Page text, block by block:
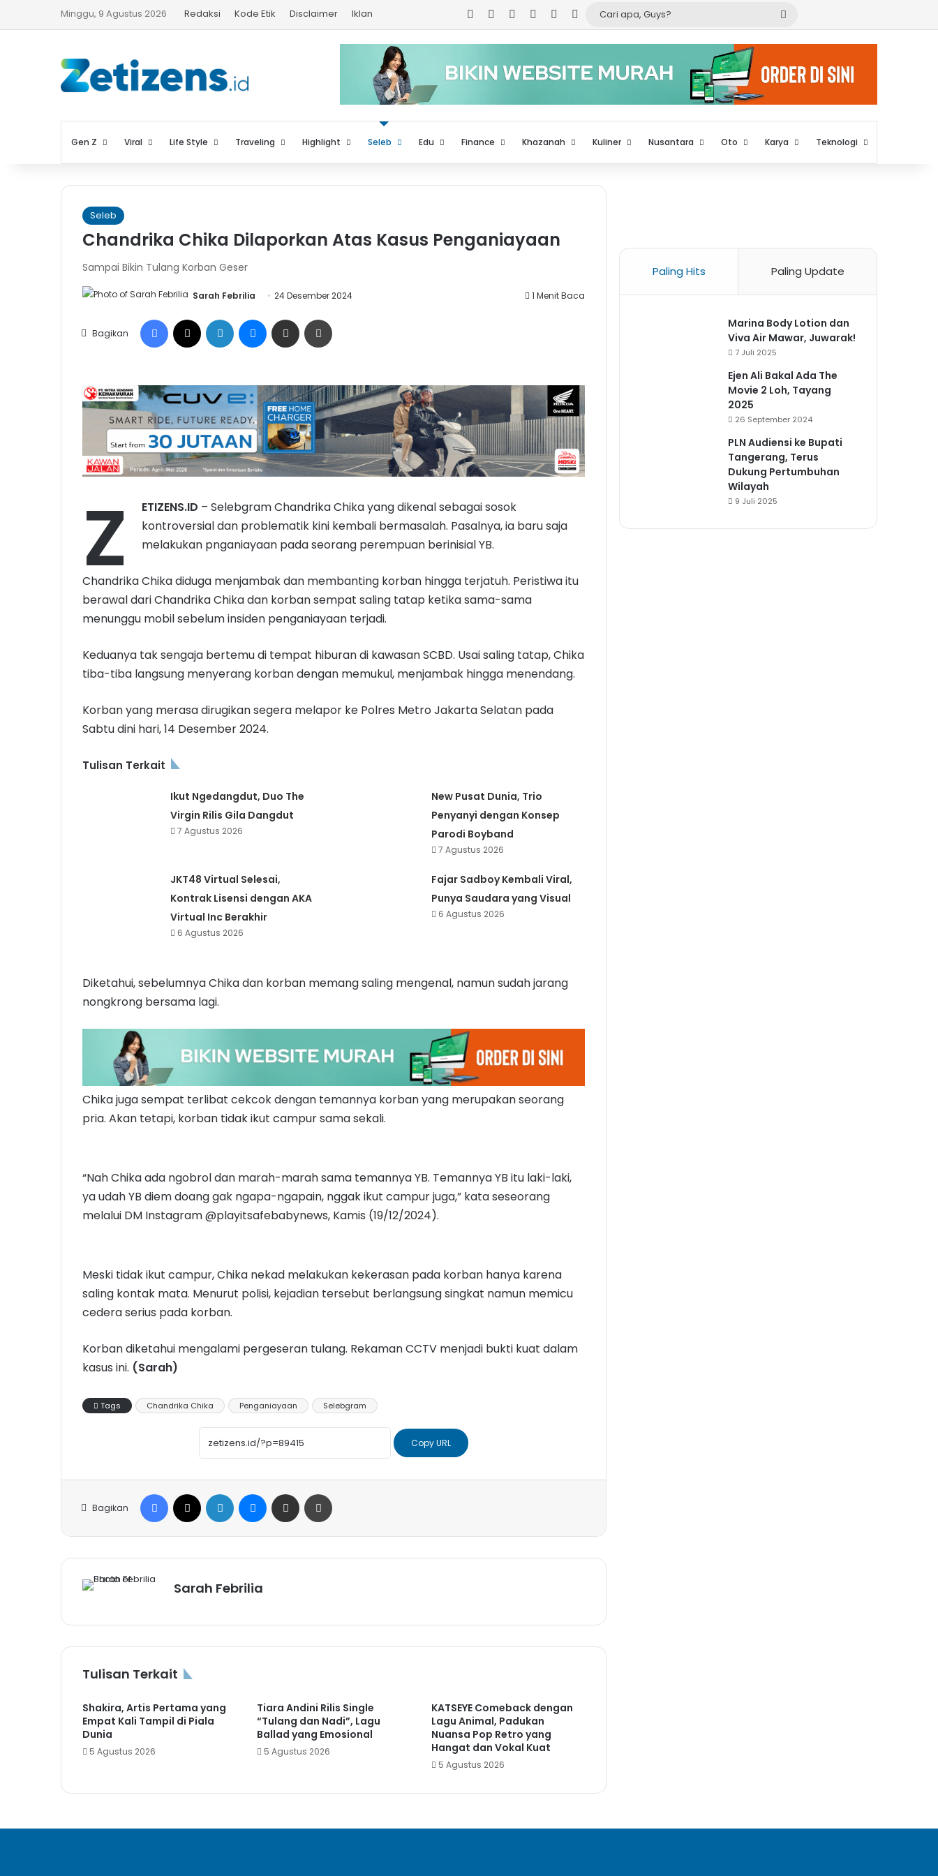
Minggu, 9 Agustus 2026 Redaksi Kode Etik Disclaimer Iklan FacebookYouTubeInstagram
TikTokLog In
Guys?
Gen Z Viral Life Style Traveling Highlight Seleb Edu Finance Khazanah Kuliner Nusantara Oto Karya Teknologi
Seleb
Chandrika Chika Dilaporkan Atas Kasus Penganiayaan
Sampai Bikin Tulang Korban Geser
Sarah Febrilia 24 Desember 2024 1 Menit Baca
Bagikan
Facebook LinkedIn Messenger
Share via Email
Z ETIZENS.ID – Selebgram Chandrika Chika yang dikenal sebagai sosok
kontroversial dan problematik kini kembali bermasalah. Pasalnya, ia baru saja
melakukan pnganiayaan pada seorang perempuan berinisial YB.
Chandrika Chika diduga menjambak dan membanting korban hingga terjatuh. Peristiwa itu
berawal dari Chandrika Chika dan korban sempat saling tatap ketika sama-sama
menunggu mobil sebelum insiden penganiayaan terjadi.
Keduanya tak sengaja bertemu di tempat hiburan di kawasan SCBD. Usai saling tatap, Chika
tiba-tiba langsung menyerang korban dengan memukul, menjambak hingga menendang.
Korban yang merasa dirugikan segera melapor ke Polres Metro Jakarta Selatan pada
Sabtu dini hari, 14 Desember 2024.
Tulisan Terkait
Ikut Ngedangdut, Duo The
Virgin Rilis Gila Dangdut
7 Agustus 2026
New Pusat Dunia, Trio
Penyanyi dengan Konsep
Parodi Boyband
7 Agustus 2026
JKT48 Virtual Selesai,
Kontrak Lisensi dengan AKA
Virtual Inc Berakhir
6 Agustus 2026
Fajar Sadboy Kembali Viral,
Punya Saudara yang Visual
6 Agustus 2026
Diketahui, sebelumnya Chika dan korban memang saling mengenal, namun sudah jarang
nongkrong bersama lagi.
Chika juga sempat terlibat cekcok dengan temannya korban yang merupakan seorang
pria. Akan tetapi, korban tidak ikut campur sama sekali.
“Nah Chika ada ngobrol dan marah-marah sama temannya YB. Temannya YB itu laki-laki,
ya udah YB diem doang gak ngapa-ngapain, nggak ikut campur juga,” kata seseorang
melalui DM Instagram @playitsafebabynews, Kamis (19/12/2024).
Meski tidak ikut campur, Chika nekad melakukan kekerasan pada korban hanya karena
saling kontak mata. Menurut polisi, kejadian tersebut berlangsung singkat namun memicu
cedera serius pada korban.
Korban diketahui mengalami pergeseran tulang. Rekaman CCTV menjadi bukti kuat dalam
kasus ini. (Sarah)
Tags Chandrika Chika Penganiayaan Selebgram
Copy URL
Bagikan
Facebook LinkedIn Messenger
Share via Email
Sarah Febrilia
Tulisan Terkait
Shakira, Artis Pertama yang
Empat Kali Tampil di Piala
Dunia
5 Agustus 2026
Tiara Andini Rilis Single
“Tulang dan Nadi”, Lagu
Ballad yang Emosional
5 Agustus 2026
KATSEYE Comeback dengan
Lagu Animal, Padukan
Nuansa Pop Retro yang
Hangat dan Vokal Kuat
5 Agustus 2026
Paling Hits Paling Update
Marina Body Lotion dan
Viva Air Mawar, Juwarak!
7 Juli 2025
Ejen Ali Bakal Ada The
Movie 2 Loh, Tayang
2025
26 September 2024
PLN Audiensi ke Bupati
Tangerang, Terus
Dukung Pertumbuhan
Wilayah
9 Juli 2025